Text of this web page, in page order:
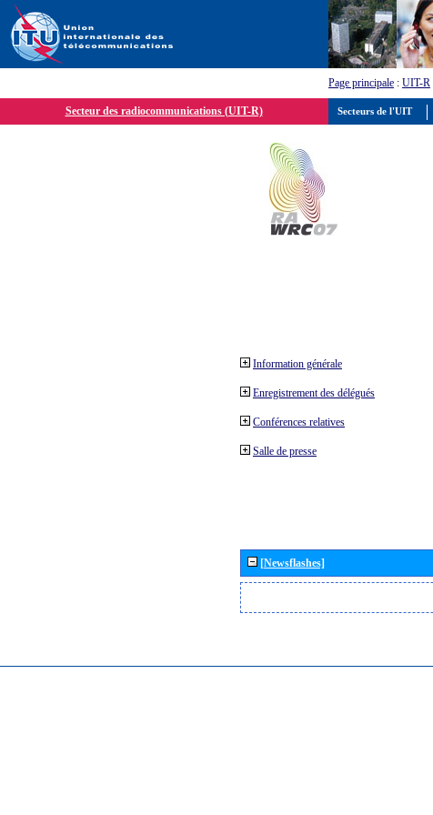
Page principale : UIT-R
Secteur des radiocommunications (UIT-R)
Information générale
Enregistrement des délégués
Conférences relatives
Salle de presse
[Newsflashes]
Secteurs de l'UIT